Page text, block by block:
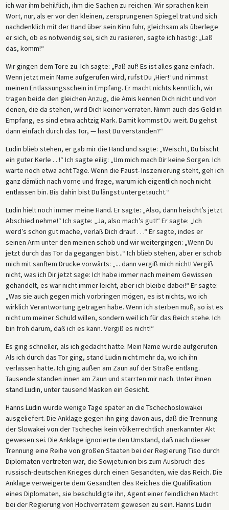
ich war ihm behilflich, ihm die Sachen zu reichen. Wir sprachen kein
Wort, nur, als er vor den kleinen, zersprungenen Spiegel trat und sich
nachdenklich mit der Hand über sein Kinn fuhr, gleichsam als überlege
er sich, ob es notwendig sei, sich zu rasieren, sagte ich hastig: „Laß
das, komm!“
Wir gingen dem Tore zu. Ich sagte: „Paß auf! Es ist alles ganz einfach.
Wenn jetzt mein Name aufgerufen wird, rufst Du ,Hier!‘ und nimmst
meinen Entlassungsschein in Empfang. Er macht nichts kenntlich, wir
tragen beide den gleichen Anzug, die Amis kennen Dich nicht und von
denen, die da stehen, wird Dich keiner verraten. Nimm auch das Geld in
Empfang, es sind etwa achtzig Mark. Damit kommst Du weit. Du gehst
dann einfach durch das Tor, — hast Du verstanden?“
Ludin blieb stehen, er gab mir die Hand und sagte: „Weischt, Du bischt
ein guter Kerle . . !“ Ich sagte eilig: „Um mich mach Dir keine Sorgen. Ich
warte noch etwa acht Tage. Wenn die Faust- Inszenierung steht, geh ich
ganz dämlich nach vorne und frage, warum ich eigentlich noch nicht
entlassen bin. Bis dahin bist Du längst untergetaucht.“
Ludin hielt noch immer meine Hand. Er sagte: „Also, dann heischt’s jetzt
Abschied nehme!“ Ich sagte: „Ja, also mach’s gut!“ Er sagte: „Ich
werd’s schon gut mache, verlaß Dich drauf . . .“ Er sagte, indes er
seinen Arm unter den meinen schob und wir weitergingen: „Wenn Du
jetzt durch das Tor da gegangen bist...“ Ich blieb stehen, aber er schob
mich mit sanftem Drucke vorwärts: „... dann vergiß mich nicht! Vergiß
nicht, was ich Dir jetzt sage: Ich habe immer nach meinem Gewissen
gehandelt, es war nicht immer leicht, aber ich bleibe dabei!“ Er sagte:
„Was sie auch gegen mich vorbringen mögen, es ist nichts, wo ich
wirklich Verantwortung getragen habe. Wenn ich sterben muß, so ist es
nicht um meiner Schuld willen, sondern weil ich für das Reich stehe. Ich
bin froh darum, daß ich es kann. Vergiß es nicht!“
Es ging schneller, als ich gedacht hatte. Mein Name wurde aufgerufen.
Als ich durch das Tor ging, stand Ludin nicht mehr da, wo ich ihn
verlassen hatte. Ich ging außen am Zaun auf der Straße entlang.
Tausende standen innen am Zaun und starrten mir nach. Unter ihnen
stand Ludin, unter tausend Masken ein Gesicht.
Hanns Ludin wurde wenige Tage später an die Tschechoslowakei
ausgeliefert. Die Anklage gegen ihn ging davon aus, daß die Trennung
der Slowakei von der Tschechei kein völkerrechtlich anerkannter Akt
gewesen sei. Die Anklage ignorierte den Umstand, daß nach dieser
Trennung eine Reihe von großen Staaten bei der Regierung Tiso durch
Diplomaten vertreten war, die Sowjetunion bis zum Ausbruch des
russisch-deutschen Krieges durch einen Gesandten, wie das Reich. Die
Anklage verweigerte dem Gesandten des Reiches die Qualifikation
eines Diplomaten, sie beschuldigte ihn, Agent einer feindlichen Macht
bei der Regierung von Hochverrätern gewesen zu sein. Hanns Ludin